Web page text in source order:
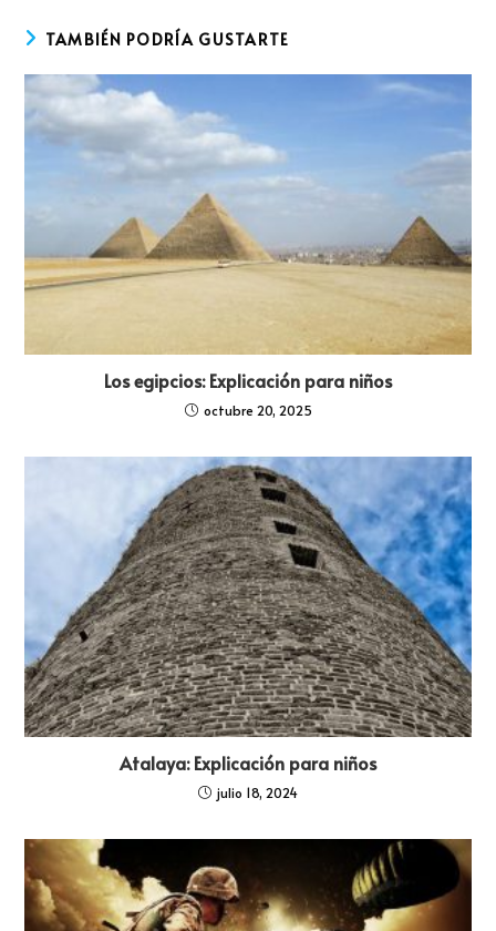
TAMBIÉN PODRÍA GUSTARTE
Los egipcios: Explicación para niños
octubre 20, 2025
Atalaya: Explicación para niños
julio 18, 2024